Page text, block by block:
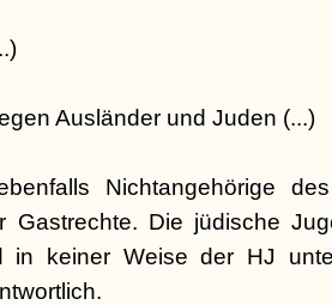
Ausländer und Juden (...)
Nichtangehörige
Gastrechte. Die jüdische
in keiner Weise der HJ